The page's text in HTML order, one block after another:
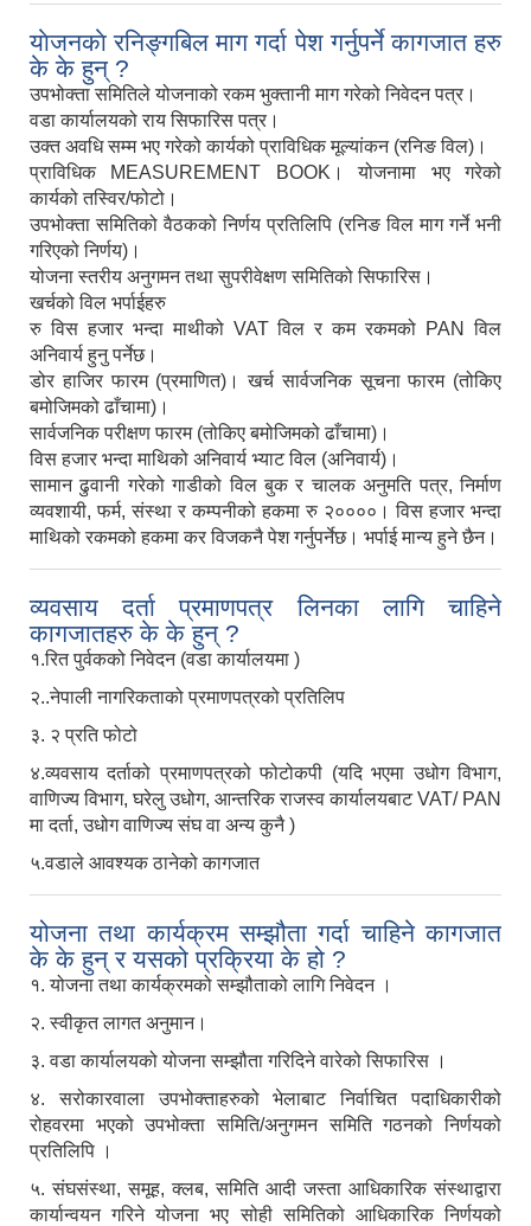
याेजनकाे रनिङ्गबिल माग गर्दा पेश गर्नुपर्ने कागजात हरु
के के हुन् ?
उपभोक्ता समितिले योजनाको रकम भुक्तानी माग गरेको निवेदन पत्र।
वडा कार्यालयको राय सिफारिस पत्र।
उक्त अवधि सम्म भए गरेको कार्यको प्राविधिक मूल्यांकन (रनिङ विल)।
प्राविधिक MEASUREMENT BOOK। योजनामा भए गरेको
कार्यको तस्विर/फोटो।
उपभोक्ता समितिको वैठकको निर्णय प्रतिलिपि (रनिङ विल माग गर्ने भनी
गरिएको निर्णय)।
योजना स्तरीय अनुगमन तथा सुपरीवेक्षण समितिको सिफारिस।
खर्चको विल भर्पाईहरु
रु विस हजार भन्दा माथीको VAT विल र कम रकमको PAN विल
अनिवार्य हुनु पर्नेछ।
डोर हाजिर फारम (प्रमाणित)। खर्च सार्वजनिक सूचना फारम (तोकिए
बमोजिमको ढाँचामा)।
सार्वजनिक परीक्षण फारम (तोकिए बमोजिमको ढाँचामा)।
विस हजार भन्दा माथिको अनिवार्य भ्याट विल (अनिवार्य)।
सामान ढुवानी गरेको गाडीको विल बुक र चालक अनुमति पत्र, निर्माण
व्यवशायी, फर्म, संस्था र कम्पनीको हकमा रु २००००। विस हजार भन्दा
माथिको रकमको हकमा कर विजकनै पेश गर्नुपर्नेछ। भर्पाई मान्य हुने छैन।
व्यवसाय दर्ता प्रमाणपत्र लिनका लागि चाहिने
कागजातहरु के के हुन् ?
१.रित पुर्वकको निवेदन (वडा कार्यालयमा )
२..नेपाली नागरिकताको प्रमाणपत्रको प्रतिलिप
३. २ प्रति फोटो
४.व्यवसाय दर्ताको प्रमाणपत्रको फोटोकपी (यदि भएमा उधोग विभाग,
वाणिज्य विभाग, घरेलु उधोग, आन्तरिक राजस्व कार्यालयबाट VAT/ PAN
मा दर्ता, उधोग वाणिज्य संघ वा अन्य कुनै )
५.वडाले आवश्यक ठानेको कागजात
योजना तथा कार्यक्रम सम्झौता गर्दा चाहिने कागजात
के के हुन् र यसको प्रक्रिया के हो ?
१. योजना तथा कार्यक्रमको सम्झौताको लागि निवेदन ।
२. स्वीकृत लागत अनुमान।
३. वडा कार्यालयको योजना सम्झौता गरिदिने वारेको सिफारिस ।
४. सरोकारवाला उपभोक्ताहरुको भेलाबाट निर्वाचित पदाधिकारीको
रोहवरमा भएको उपभोक्ता समिति/अनुगमन समिति गठनको निर्णयको
प्रतिलिपि ।
५. संघसंस्था, समूह, क्लब, समिति आदी जस्ता आधिकारिक संस्थाद्वारा
कार्यान्वयन गरिने योजना भए सोही समितिको आधिकारिक निर्णयको